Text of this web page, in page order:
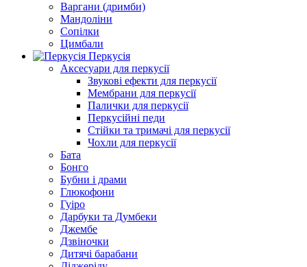
Варгани (дримби)
Мандоліни
Сопілки
Цимбали
Перкусія
Аксесуари для перкусії
Звукові ефекти для перкусії
Мембрани для перкусії
Палички для перкусії
Перкусійні педи
Стійки та тримачі для перкусії
Чохли для перкусії
Бата
Бонго
Бубни і драми
Глюкофони
Гуіро
Дарбуки та Думбеки
Джембе
Дзвіночки
Дитячі барабани